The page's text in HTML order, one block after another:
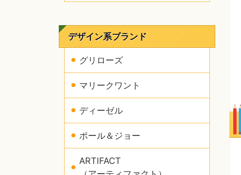
デザイン系ブランド
グリローズ
マリークワント
ディーゼル
ポール＆ジョー
ARTIFACT